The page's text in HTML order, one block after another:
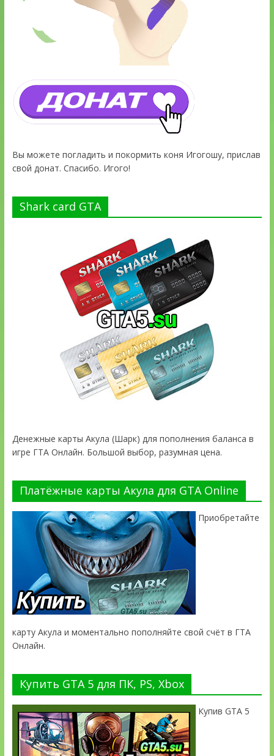
Вы можете погладить и покормить коня Игогошу, прислав
свой донат. Спасибо. Игого!
Shark card GTA
Денежные карты Акула (Шарк) для пополнения баланса в
игре ГТА Онлайн. Большой выбор, разумная цена.
Платёжные карты Акула для GTA Online
Приобретайте
карту Акула и моментально пополняйте свой счёт в ГТА
Онлайн.
Купить GTA 5 для ПК, PS, Xbox
Купив GTA 5